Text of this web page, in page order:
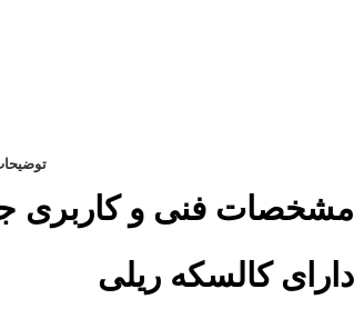
دارای کالسکه ریلی